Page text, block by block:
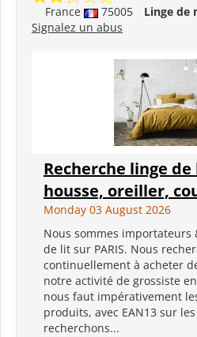
France 75005
Linge de
Signalez un abus
Recherche linge
housse, oreiller,
Monday 03 August 2026
Nous sommes importateurs
de lit sur PARIS. Nous
continuellement à acheter
notre activité de grossiste
nous faut impérativement
produits, avec EAN13 sur
recherchons...